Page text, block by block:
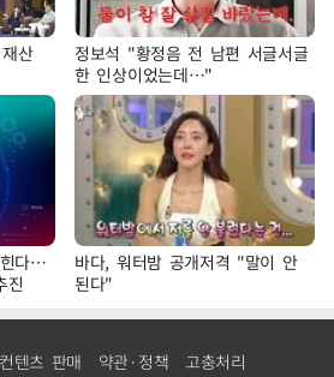
산
정보석 "황정음 전 남편 서글서글
한 인상이었는데…"
다…
진
바다, 워터밤 공개저격 "말이 안
된다"
텐츠 판매 약관·정책 고충처리